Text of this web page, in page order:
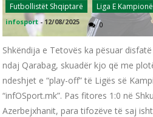
Futbollistët Shqiptarë
Liga E
infosport -12/08/2025 0
Shkëndija e Tetovës ka pësuar
ndaj Qarabag, skuadër kjo që me
ndeshjet e “play-off” të Ligës së
“infOSport.mk”. Pas fitores 1:0 në
Azerbejxhanit, para tifozëve të saj